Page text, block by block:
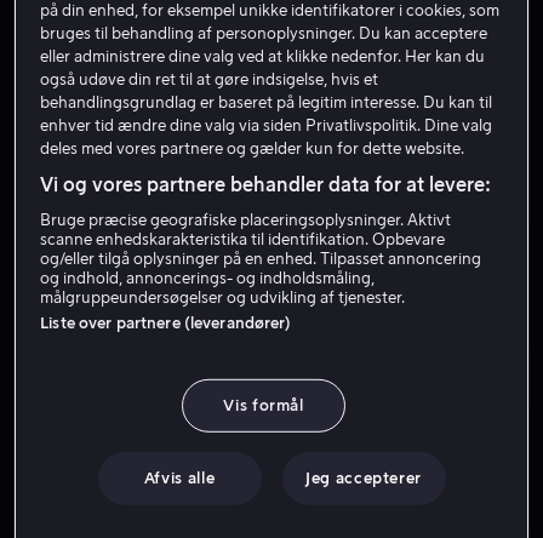
Mamoudou Athie
Skuespiller Stemme
på din enhed, for eksempel unikke identifikatorer i cookies, som
bruges til behandling af personoplysninger. Du kan acceptere
eller administrere dine valg ved at klikke nedenfor. Her kan du
også udøve din ret til at gøre indsigelse, hvis et
behandlingsgrundlag er baseret på legitim interesse. Du kan til
enhver tid ændre dine valg via siden Privatlivspolitik. Dine valg
deles med vores partnere og gælder kun for dette website.
Vi og vores partnere behandler data for at levere:
Bruge præcise geografiske placeringsoplysninger. Aktivt
scanne enhedskarakteristika til identifikation. Opbevare
og/eller tilgå oplysninger på en enhed. Tilpasset annoncering
og indhold, annoncerings- og indholdsmåling,
målgruppeundersøgelser og udvikling af tjenester.
Liste over partnere (leverandører)
Vis formål
Afvis alle Jeg accepterer